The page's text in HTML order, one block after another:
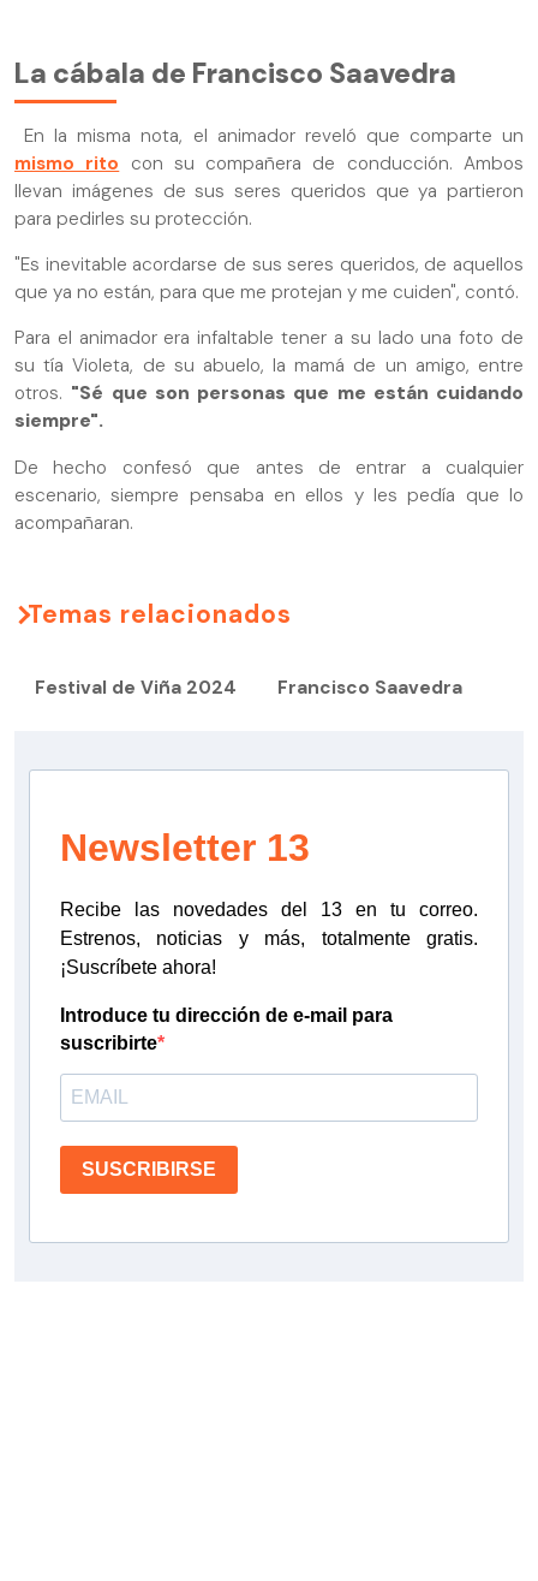
La cábala de Francisco Saavedra
En la misma nota, el animador reveló que comparte un
mismo rito con su compañera de conducción. Ambos
llevan imágenes de sus seres queridos que ya partieron
para pedirles su protección.
"Es inevitable acordarse de sus seres queridos, de aquellos
que ya no están, para que me protejan y me cuiden", contó.
Para el animador era infaltable tener a su lado una foto de
su tía Violeta, de su abuelo, la mamá de un amigo, entre
otros. "Sé que son personas que me están cuidando
siempre".
De hecho confesó que antes de entrar a cualquier
escenario, siempre pensaba en ellos y les pedía que lo
acompañaran.
Temas relacionados
Festival de Viña 2024 Francisco Saavedra
Newsletter 13
Recibe las novedades del 13 en tu correo.
Estrenos, noticias y más, totalmente gratis.
¡Suscríbete ahora!
Introduce tu dirección de e-mail para
suscribirte
SUSCRIBIRSE